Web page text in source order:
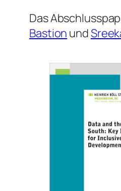
Das
Bastion und